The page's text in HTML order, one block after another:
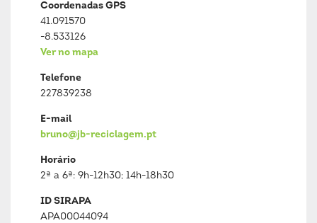
Coordenadas GPS
41.091570
-8.533126
Ver no mapa
Telefone
227839238
E-mail
bruno@jb-reciclagem.pt
Horário
2ª a 6ª: 9h-12h30; 14h-18h30
ID SIRAPA
APA00044094